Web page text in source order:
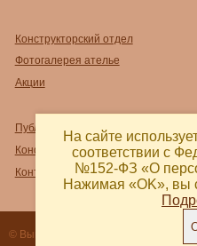
Конструкторский отдел
Фотогалерея ателье
Акции
Публичный договор-оферта
Конфиденциальность
Контакты и реквизиты
© Выкройка 2018 - 2026
На сайте
соответствии с
№152-ФЗ «О
Нажимая «OK», вы